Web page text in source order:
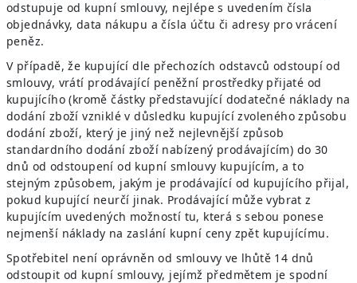
odstupuje od kupní smlouvy, nejlépe s uvedením čísla
objednávky, data nákupu a čísla účtu či adresy pro vrácení
peněz.
V případě, že kupující dle přechozích odstavců odstoupí od
smlouvy, vrátí prodávající peněžní prostředky přijaté od
kupujícího (kromě částky představující dodatečné náklady na
dodání zboží vzniklé v důsledku kupující zvoleného způsobu
dodání zboží, který je jiný než nejlevnější způsob
standardního dodání zboží nabízený prodávajícím) do 30
dnů od odstoupení od kupní smlouvy kupujícím, a to
stejným způsobem, jakým je prodávající od kupujícího přijal,
pokud kupující neurčí jinak. Prodávající může vybrat z
kupujícím uvedených možností tu, která s sebou ponese
nejmenší náklady na zaslání kupní ceny zpět kupujícímu.
Spotřebitel není oprávněn od smlouvy ve lhůtě 14 dnů
odstoupit od kupní smlouvy, jejímž předmětem je spodní